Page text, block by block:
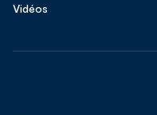
Vidéos